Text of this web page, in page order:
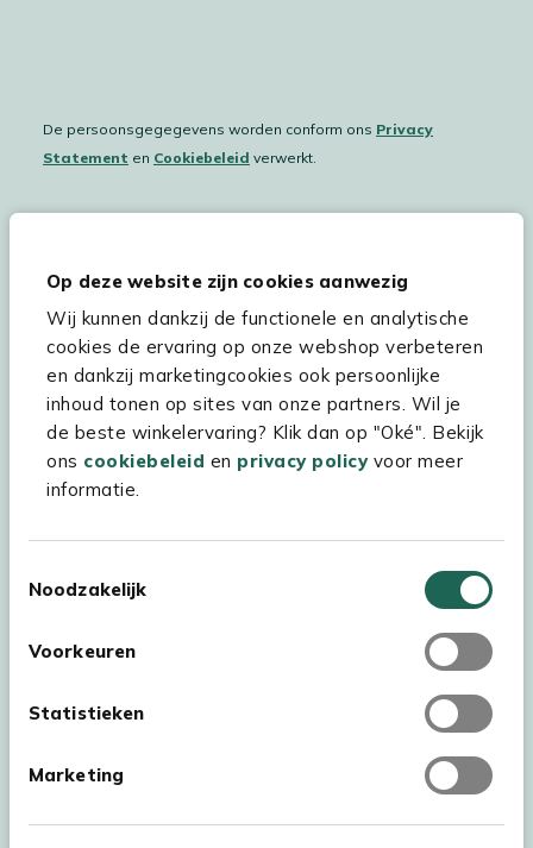
Op deze website zijn cookies aanwezig
Wij kunnen dankzij de functionele en analytische
cookies de ervaring op onze webshop verbeteren
en dankzij marketingcookies ook persoonlijke
inhoud tonen op sites van onze partners. Wil je
de beste winkelervaring? Klik dan op "Oké". Bekijk
ons cookiebeleid en privacy policyvoor meer
informatie.
Noodzakelijk
Voorkeuren
Statistieken
Marketing
De persoonsgegegevens worden conform ons Privacy
Statement en Cookiebeleid verwerkt.
Hulp & service
Assortiment
Kees Smit Tuinmeubelen
Experience Stores XXL